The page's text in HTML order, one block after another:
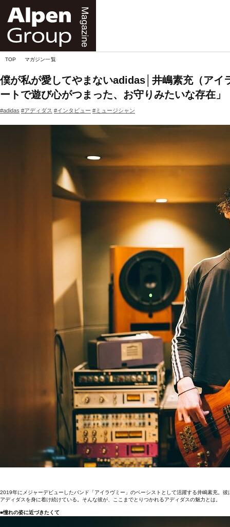
TOP マガジン一覧
僕が私が愛してやまないadidas│井嶋素充（アイ
ートで遊び心がつまった、お守りみたいな存在」
#adidas #アディダス #インタビュー #ミュージシャン
2019年にメジャーデビューしたバンド「アイラヴミー」のベーシストとして活躍する井嶋素充。
アディダスを身に着け続けている。そんな彼が、ここまでとりつかれるアディダスの魅力とは。
■​憧れの姿に近づきたくて